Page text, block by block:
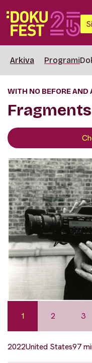
Arkiva Programi
WITH NO BEFORE AND
1 2 3
2022United States97